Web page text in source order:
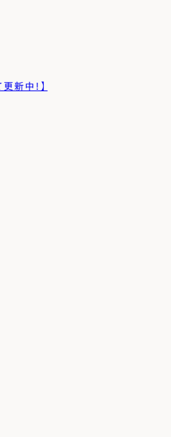
新中！】